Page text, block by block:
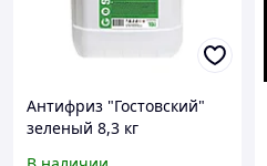
Антифриз "Гостовский"
зеленый 8,3 кг